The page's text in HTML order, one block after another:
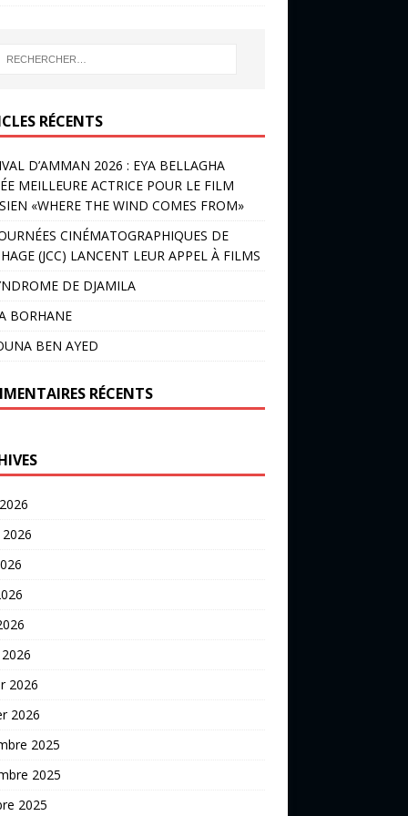
RÉCENTS
D’AMMAN 2026 : EYA BELLAGHA
MEILLEURE ACTRICE POUR LE FILM
«WHERE THE WIND COMES FROM»
CINÉMATOGRAPHIQUES DE
(JCC) LANCENT LEUR APPEL À FILMS
DE DJAMILA
BORHANE
BEN AYED
RÉCENTS
2026
2026
2025
2025
2025